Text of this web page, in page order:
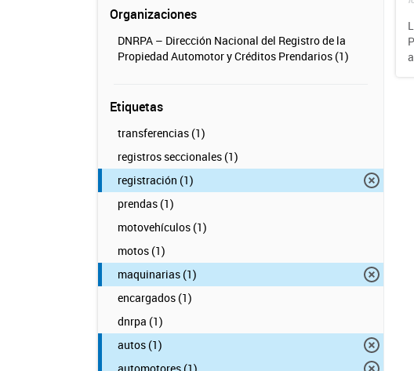
Organizaciones
DNRPA – Dirección Nacional del Registro de la
Propiedad Automotor y Créditos Prendarios (1)
Etiquetas
transferencias (1)
registros seccionales (1)
registración (1)
prendas (1)
motovehículos (1)
motos (1)
maquinarias (1)
encargados (1)
dnrpa (1)
autos (1)